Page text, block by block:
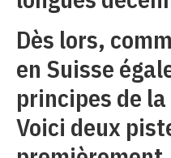
Dès lors,
en Suisse
principes de
Voici deux